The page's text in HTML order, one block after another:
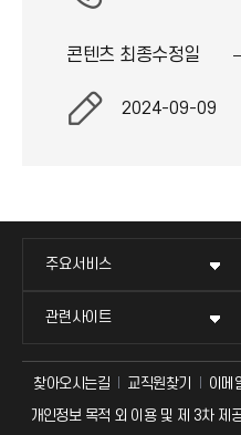
콘텐츠 최종수정일
2024-09-09
주요서비스
관련사이트
찾아오시는길 교직원찾기 이메
개인정보 목적 외 이용 및 제 3차 제